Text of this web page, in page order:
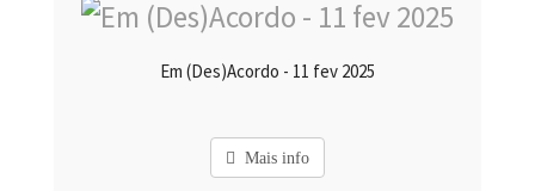
Em (Des)Acordo - 11 fev 2025
Mais info